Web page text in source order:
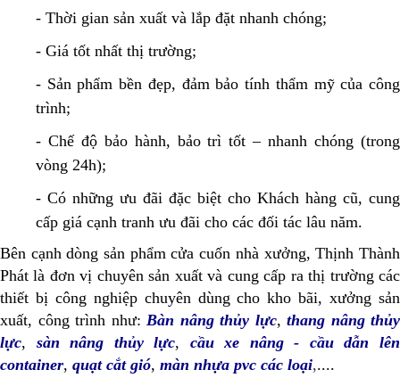
- Thời gian sản xuất và lắp đặt nhanh chóng;
- Giá tốt nhất thị trường;
- Sản phẩm bền đẹp, đảm bảo tính thẩm mỹ của công
trình;
- Chế độ bảo hành, bảo trì tốt – nhanh chóng (trong
vòng 24h);
- Có những ưu đãi đặc biệt cho Khách hàng cũ, cung
cấp giá cạnh tranh ưu đãi cho các đối tác lâu năm.
Bên cạnh dòng sản phẩm cửa cuốn nhà xưởng, Thịnh Thành
Phát là đơn vị chuyên sản xuất và cung cấp ra thị trường các
thiết bị công nghiệp chuyên dùng cho kho bãi, xưởng sản
xuất, công trình như: Bàn nâng thủy lực, thang nâng thủy
lực, sàn nâng thủy lực, cầu xe nâng - cầu dẫn lên
container, quạt cắt gió, màn nhựa pvc các loại,....